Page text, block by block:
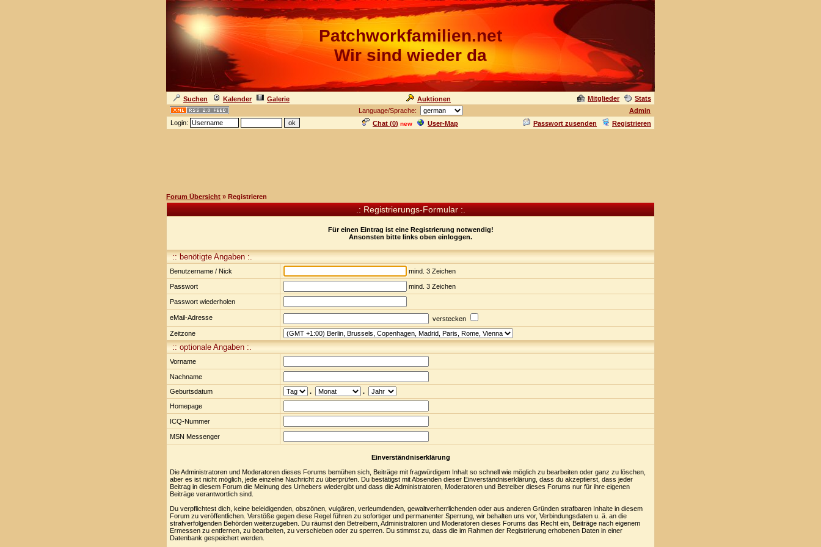
Patchworkfamilien.net
Wir sind wieder da
Suchen Kalender Galerie Auktionen Mitglieder
Stats
Language/Sprache:
Admin
Login:
Chat (0) new User-Map Passwort zusenden Registrieren
Forum Übersicht » Registrieren
.: Registrierungs-Formular :.
Für einen Eintrag ist eine Registrierung notwendig!
Ansonsten bitte links oben einloggen.
:: benötigte Angaben :.
Benutzername / Nick mind. 3 Zeichen
Passwort mind. 3 Zeichen
Passwort wiederholen
eMail-Adresse
verstecken
Zeitzone
:: optionale Angaben :.
Vorname
Nachname
Geburtsdatum
.
.
Homepage
ICQ-Nummer
MSN Messenger
Einverständniserklärung
Die Administratoren und Moderatoren dieses Forums bemühen sich, Beiträge mit fragwürdigem Inhalt so schnell wie möglich zu bearbeiten oder ganz zu löschen,
aber es ist nicht möglich, jede einzelne Nachricht zu überprüfen. Du bestätigst mit Absenden dieser Einverständniserklärung, dass du akzeptierst, dass jeder
Beitrag in diesem Forum die Meinung des Urhebers wiedergibt und dass die Administratoren, Moderatoren und Betreiber dieses Forums nur für ihre eigenen
Beiträge verantwortlich sind.
Du verpflichtest dich, keine beleidigenden, obszönen, vulgären, verleumdenden, gewaltverherrlichenden oder aus anderen Gründen strafbaren Inhalte in diesem
Forum zu veröffentlichen. Verstöße gegen diese Regel führen zu sofortiger und permanenter Sperrung, wir behalten uns vor, Verbindungsdaten u. ä. an die
strafverfolgenden Behörden weiterzugeben. Du räumst den Betreibern, Administratoren und Moderatoren dieses Forums das Recht ein, Beiträge nach eigenem
Ermessen zu entfernen, zu bearbeiten, zu verschieben oder zu sperren. Du stimmst zu, dass die im Rahmen der Registrierung erhobenen Daten in einer
Datenbank gespeichert werden.